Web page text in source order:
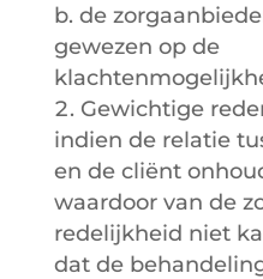
b. de
gewezen op de
Gewichtige
indien de relatie
en de cliënt
waardoor van de
redelijkheid niet
dat de